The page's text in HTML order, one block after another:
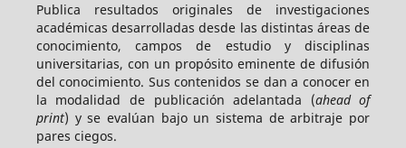
Publica resultados originales de investigaciones
académicas desarrolladas desde las distintas áreas de
conocimiento, campos de estudio y disciplinas
universitarias, con un propósito eminente de difusión
del conocimiento. Sus contenidos se dan a conocer en
la modalidad de publicación adelantada (ahead of
print) y se evalúan bajo un sistema de arbitraje por
pares ciegos.